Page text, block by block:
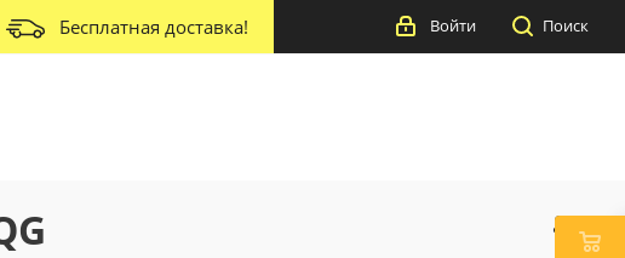
Бесплатная доставка! Поиск
Войти